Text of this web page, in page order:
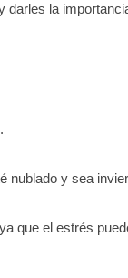
la
nublado y sea
el estrés